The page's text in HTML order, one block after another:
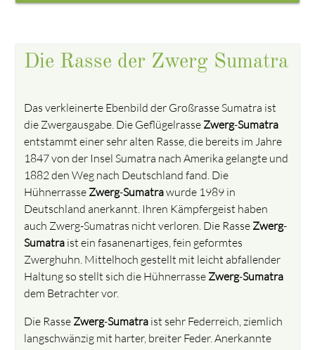
Die Rasse der Zwerg Sumatra
Das verkleinerte Ebenbild der Großrasse Sumatra ist
die Zwergausgabe. Die Geflügelrasse Zwerg-Sumatra
entstammt einer sehr alten Rasse, die bereits im Jahre
1847 von der Insel Sumatra nach Amerika gelangte und
1882 den Weg nach Deutschland fand. Die
Hühnerrasse Zwerg-Sumatrawurde 1989 in
Deutschland anerkannt. Ihren Kämpfergeist haben
auch Zwerg-Sumatras nicht verloren. Die Rasse Zwerg-
Sumatra ist ein fasanenartiges, fein geformtes
Zwerghuhn. Mittelhoch gestellt mit leicht abfallender
Haltung so stellt sich die Hühnerrasse Zwerg-Sumatra
dem Betrachter vor.
Die Rasse Zwerg-Sumatra ist sehr Federreich, ziemlich
langschwänzig mit harter, breiter Feder. Anerkannte